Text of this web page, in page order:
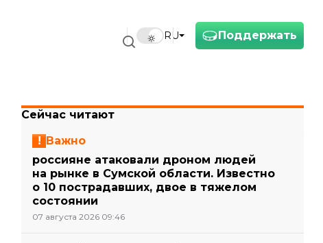
Поддержать
RU
Сейчас читают
Важно
россияне атаковали дроном людей
на рынке в Сумской области. Известно
о 10 пострадавших, двое в тяжелом
состоянии
07 августа 2026 09:46